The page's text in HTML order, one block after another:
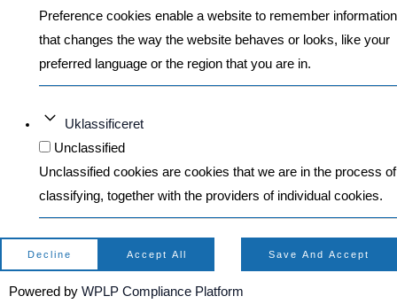
Preference cookies enable a website to remember information
that changes the way the website behaves or looks, like your
preferred language or the region that you are in.
Uklassificeret
Unclassified
Unclassified cookies are cookies that we are in the process of
classifying, together with the providers of individual cookies.
Decline Accept All Save And Accept
Powered by WPLP Compliance Platform